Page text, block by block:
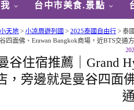
台中市美食.景點
天地 > 小凉周遊列國 > 2025泰國自由行 > 泰
四面佛、Erawan Bangkok商場，近BTS交通方
谷住宿推薦｜Grand
，旁邊就是曼谷四面